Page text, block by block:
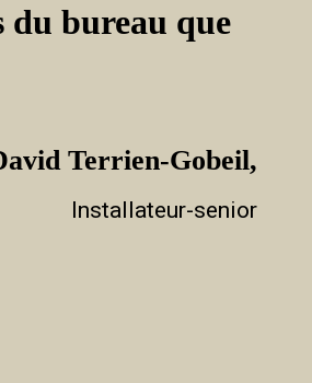
du bureau que
Terrien-Gobeil,
Installateur-senior